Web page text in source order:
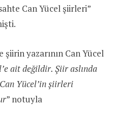
Can Yücel şiirleri”
şiirin yazarının Can Yücel
ait değildir. Şiir aslında
Yücel’in şiirleri
” notuyla